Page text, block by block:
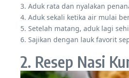
3. Aduk rata dan nyalakan
4. Aduk sekali ketika air mulai
5. Setelah matang, aduk lagi
6. Sajikan dengan lauk favorit
2. Resep Nasi